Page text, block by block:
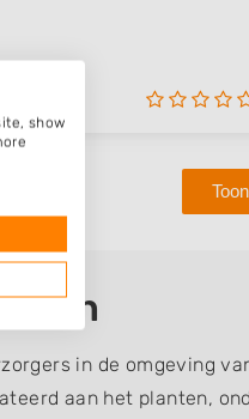
in de omgeving
aan het planten,
show